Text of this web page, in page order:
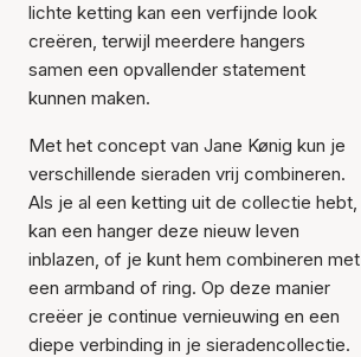
lichte ketting kan een verfijnde look
creëren, terwijl meerdere hangers
samen een opvallender statement
kunnen maken.
Met het concept van Jane Kønig kun je
verschillende sieraden vrij combineren.
Als je al een ketting uit de collectie hebt,
kan een hanger deze nieuw leven
inblazen, of je kunt hem combineren met
een armband of ring. Op deze manier
creëer je continue vernieuwing en een
diepe verbinding in je sieradencollectie.